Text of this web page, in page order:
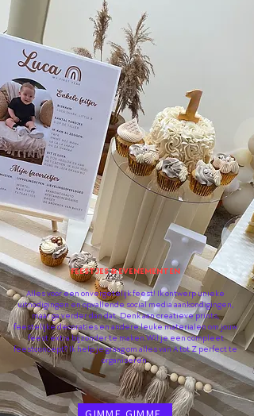
FEESTJES & EVENEMENTEN
Alles voor een onvergetelijk feest! Ik ontwerp unieke
uitnodigingen en opvallende social media aankondigingen,
maar ga verder dan dat. Denk aan creatieve prints,
feestelijke decoraties en andere leuke materialen om jouw
feest extra bijzonder te maken.Wil je een compleet
feestconcept? Ik help je graag om alles van A tot Z perfect te
organiseren.